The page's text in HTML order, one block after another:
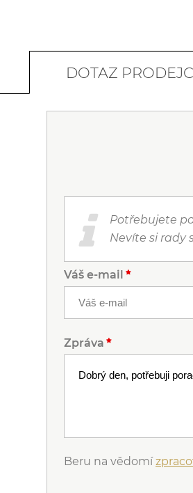
DOTAZ
Potřebujete
Nevíte si rady
Váš e-mail
Zpráva
Beru na vědomí